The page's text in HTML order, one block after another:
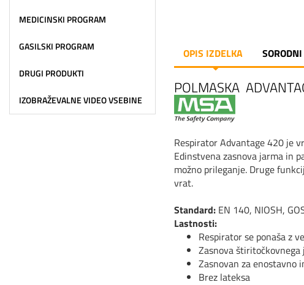
MEDICINSKI PROGRAM
GASILSKI PROGRAM
DRUGI PRODUKTI
IZOBRAŽEVALNE VIDEO VSEBINE
OPIS IZDELKA
POLMASKA
Respirator Advantage 420 je
Edinstvena zasnova jarma in
možno prileganje. Druge
vrat.
Standard:EN 140, NIOSH,
Lastnosti:
Respirator se ponaša z
Zasnova
Zasnovan za enostavno
Brez lateksa